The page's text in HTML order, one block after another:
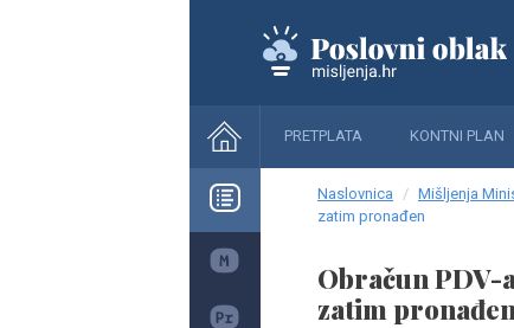
PRETPLATA KONTNI PLAN
Naslovnica Mišljenja
zatim pronađen
Obračun PDV-
zatim